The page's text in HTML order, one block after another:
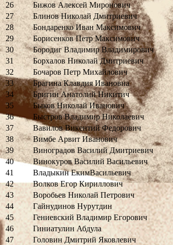
26
Бижов Алексей Миронович
27
Блинов Николай Дмитриевич
28
Бондаренко Иван Максимович
29
Борисенков Петр Максимович
30
Бородиг Владимир Владимирович
31
Борхалов Николай Дмитриевич
32
Бочаров Петр Михайлович
33
Брагина Клавдия Ивановна
34
Бригин Анатолий Никитич
35
Быков Николай Иванович
36
Быстров Владимир Николаевич
37
Вавилов Викентий Федорович
38
Вимбе Арвит Иванович
39
Виноградов Василий Дмитриевич
40
Винокуров Василий Васильевич
41
Владыкин ЕкимВасильевич
42
Волков Егор Кириллович
43
Воробьев Николай Петрович
44
Гайнудинов Нурутдин
45
Гениевский Владимир Егорович
46
Гиниатулин Абдула
47
Головин Дмитрий Яковлевич